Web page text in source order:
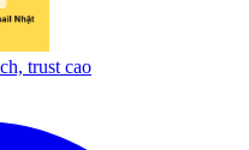
trust cao